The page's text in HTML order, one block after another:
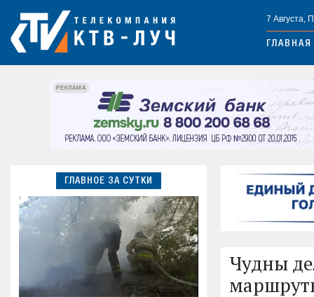
7 Августа,
ГЛАВНАЯ
РЕКЛАМА
ГЛАВНОЕ ЗА СУТКИ
Чудны